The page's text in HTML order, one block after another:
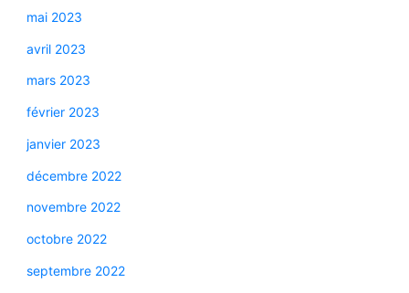
mai 2023
avril 2023
mars 2023
février 2023
janvier 2023
décembre 2022
novembre 2022
octobre 2022
septembre 2022